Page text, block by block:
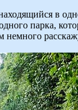
в
парка,
немного